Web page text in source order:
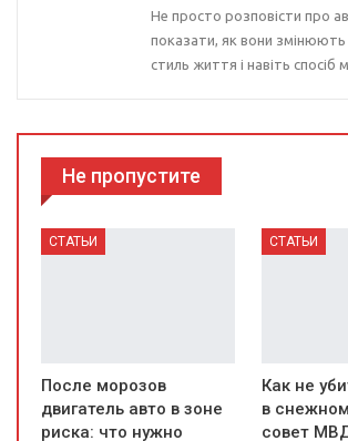
Не просто розповісти про
показати, як вони змінюють
стиль життя і навіть спосіб
Не пропустите
СТАТЬИ
После морозов
двигатель авто в зоне
риска: что нужно
СТАТЬИ
Как не
в
совет